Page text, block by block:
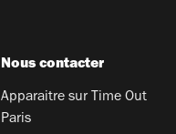
Nous contacter
Apparaitre sur Time Out
Paris